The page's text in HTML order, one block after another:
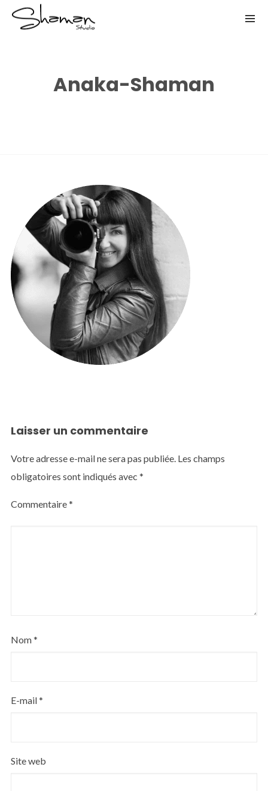
Anaka-Shaman
Laisser un commentaire
Votre adresse e-mail ne sera pas publiée. Les champs
obligatoires sont indiqués avec *
Commentaire*
Nom*
E-mail*
Site web